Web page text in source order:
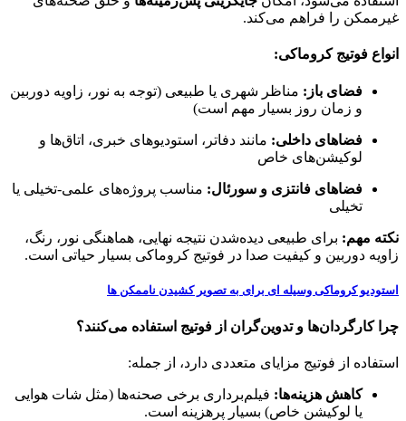
غیرممکن را فراهم می‌کند.
انواع فوتیج کروماکی:
فضای باز: مناظر شهری یا طبیعی (توجه به نور، زاویه دوربین
و زمان روز بسیار مهم است)
فضاهای داخلی: مانند دفاتر، استودیوهای خبری، اتاق‌ها و
لوکیشن‌های خاص
فضاهای فانتزی و سورئال: مناسب پروژه‌های علمی-تخیلی یا
تخیلی
نکته مهم: برای طبیعی دیده‌شدن نتیجه نهایی، هماهنگی نور، رنگ،
زاویه دوربین و کیفیت صدا در فوتیج کروماکی بسیار حیاتی است.
استودیو کروماکی وسیله ای برای به تصویر کشیدن ناممکن ها
چرا کارگردان‌ها و تدوین‌گران از فوتیج استفاده می‌کنند؟
استفاده از فوتیج مزایای متعددی دارد، از جمله:
کاهش هزینه‌ها: فیلم‌برداری برخی صحنه‌ها (مثل شات هوایی
یا لوکیشن خاص) بسیار پرهزینه است.